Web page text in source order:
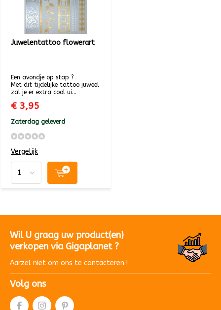
Juwelentattoo flowerart
Een avondje op stap ?
Met dit tijdelijke tattoo juweel
zal je er extra cool ui...
€ 3,95
Zaterdag geleverd
Vergelijk
Wil U graag uw product(en)
verkopen via Gigaplanet ?
Aarzel niet om ons te contacteren !
Volg ons